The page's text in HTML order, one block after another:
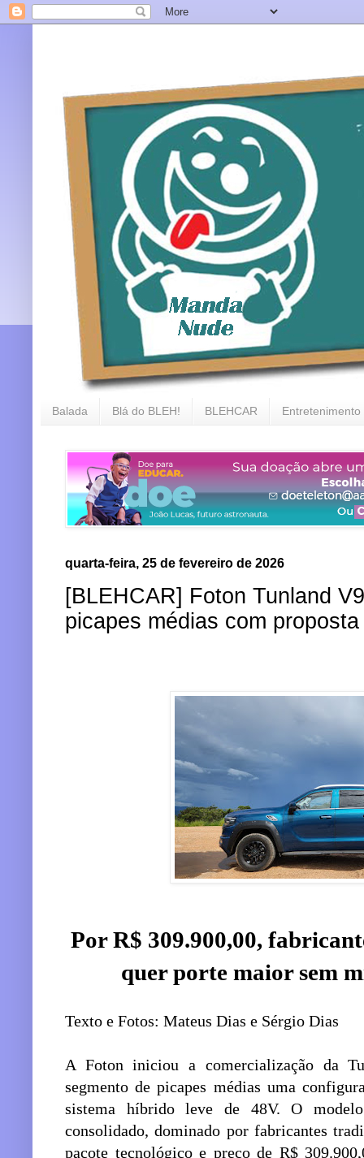
Balada Blá do BLEH! BLEHCAR Entretenimento
quarta-feira, 25 de fevereiro de 2026
[BLEHCAR] Foton Tunland
picapes médias com
Por R$ 309.900,00,
quer porte maior sem
Texto e Fotos: Mateus Dias e Sérgio Dias
A Foton iniciou a comercialização da
segmento de picapes médias uma
sistema híbrido leve de 48V. O
consolidado, dominado por fabricantes
pacote tecnológico e preço de R$